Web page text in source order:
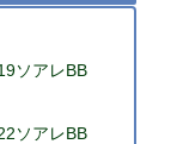
ソアレBB
ソアレBB